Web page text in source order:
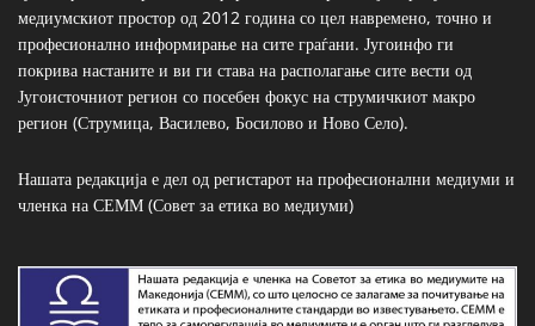
медиумскиот простор од 2012 година со цел навремено, точно и
професионално информирање на сите граѓани. Југоинфо ги
покрива настаните и ви ги става на располагање сите вести од
Југоисточниот регион со посебен фокус на струмичкиот макро
регион (Струмица, Василево, Босилово и Ново Село).
Нашата редакција е дел од регистарот на професионални медиуми и
членка на СЕММ (Совет за етика во медиуми)